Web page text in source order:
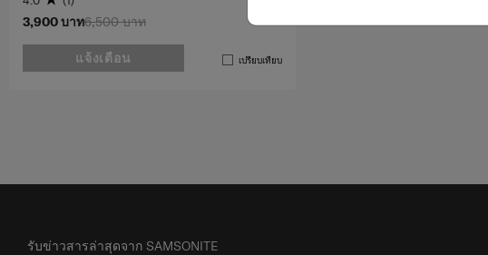
6,500 บาท
3,900 บาท
แจ้งเตือน เปรียบเทียบ
รับข่าวสารล่าสุดจาก SAMSONITE